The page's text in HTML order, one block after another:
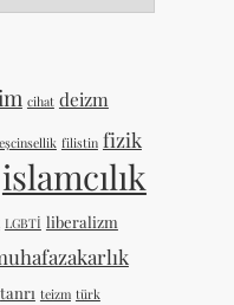
cihat deizm
eşcinsellik filistin fizik
islamcılık
LGBTİ liberalizm
tanrı teizm türk